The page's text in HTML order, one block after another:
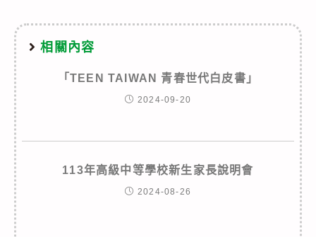
相關內容
「TEEN TAIWAN 青春世代白皮書」
2024-09-20
113年高級中等學校新生家長說明會
2024-08-26